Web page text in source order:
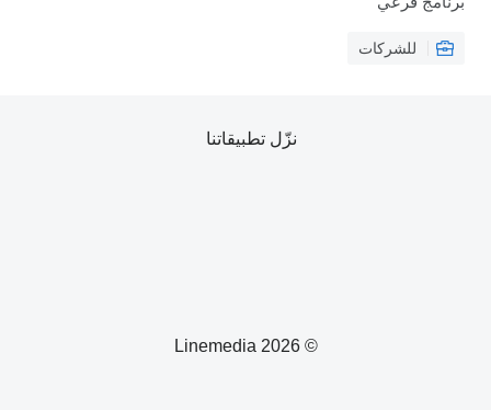
للشركات
© 2026 Linemedia
نزّل تطبيقاتنا